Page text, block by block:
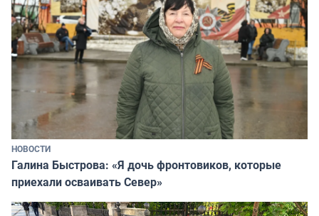
НОВОСТИ
Галина Быстрова: «Я дочь фронтовиков, которые
приехали осваивать Север»